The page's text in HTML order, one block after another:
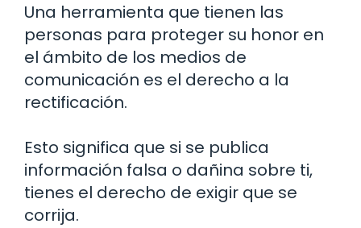
Una herramienta que tienen las
personas para proteger su honor en
el ámbito de los medios de
comunicación es el derecho a la
rectificación.
Esto significa que si se publica
información falsa o dañina sobre ti,
tienes el derecho de exigir que se
corrija.